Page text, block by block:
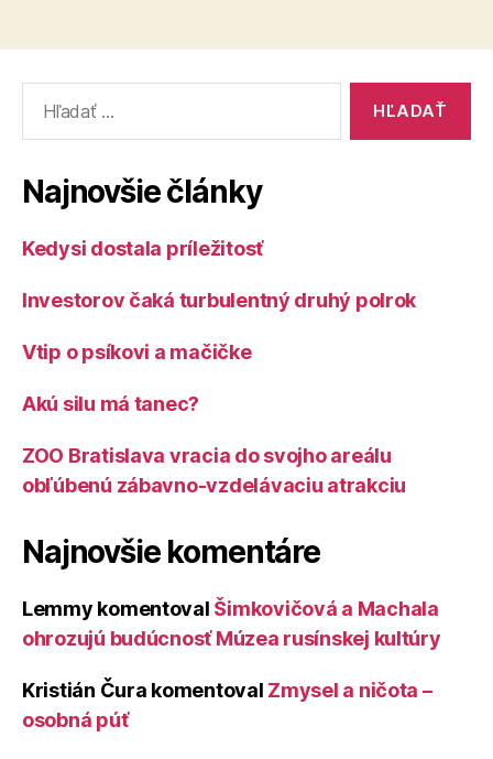
Najnovšie články
Kedysi dostala príležitosť
Investorov čaká turbulentný druhý polrok
Vtip o psíkovi a mačičke
Akú silu má tanec?
ZOO Bratislava vracia do svojho areálu
obľúbenú zábavno-vzdelávaciu atrakciu
Najnovšie komentáre
Lemmy komentoval Šimkovičová a Machala
ohrozujú budúcnosť Múzea rusínskej kultúry
Kristián Čura komentoval Zmysel a ničota –
osobná púť